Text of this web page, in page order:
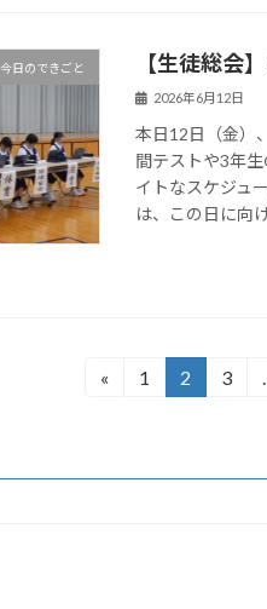
今日のできごと 【生徒総会
2026年6月12日
本日12日（金）
間テストや3年
イトなスケジュ
は、この日に向
«
固
1
固
2
固
3